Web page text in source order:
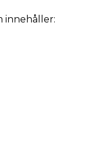
innehåller: